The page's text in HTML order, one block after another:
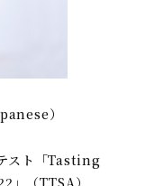
）
スト「Tasting
（TTSA）